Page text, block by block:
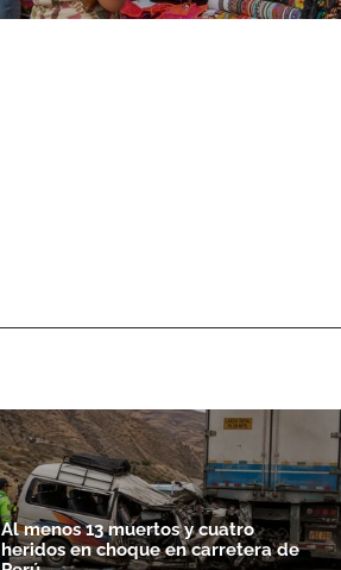
Al menos 13 muertos y cuatro
heridos en choque en carretera de